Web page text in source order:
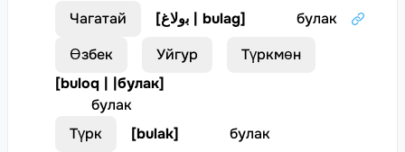
Чагатай
[ ﺑوﻟﺎغ | bulag]
булак
Өзбек
Уйгур
Түркмөн
[buloq | |булак]
булак
Түрк
[bulak]
булак